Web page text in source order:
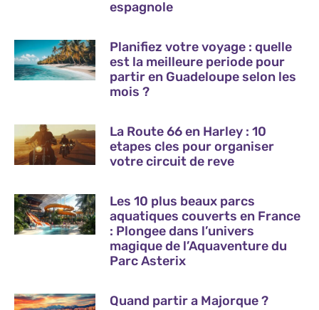
espagnole
Planifiez votre voyage : quelle
est la meilleure periode pour
partir en Guadeloupe selon les
mois ?
La Route 66 en Harley : 10
etapes cles pour organiser
votre circuit de reve
Les 10 plus beaux parcs
aquatiques couverts en France
: Plongee dans l’univers
magique de l’Aquaventure du
Parc Asterix
Quand partir a Majorque ?